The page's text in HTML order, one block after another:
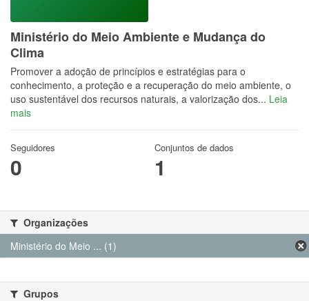
Ministério do Meio Ambiente e Mudança do
Clima
Promover a adoção de princípios e estratégias para o
conhecimento, a proteção e a recuperação do meio ambiente, o
uso sustentável dos recursos naturais, a valorização dos... Leia
mais
Seguidores
0
Conjuntos de dados
1
Organizações
Ministério do Meio ... (1)
Grupos